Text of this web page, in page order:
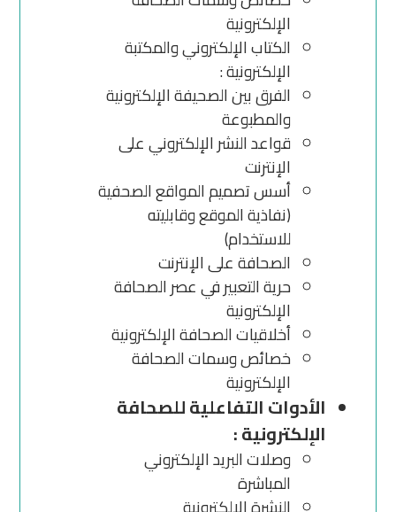
الإلكترونية
الكتاب الإلكتروني والمكتبة
الإلكترونية :
الفرق بين الصحيفة الإلكترونية
والمطبوعة
قواعد النشر الإلكتروني على
الإنترنت
أسس تصميم المواقع الصحفية
(نفاذية الموقع وقابليته
للاستخدام)
الصحافة على الإنترنت
حرية التعبير في عصر الصحافة
الإلكترونية
أخلاقيات الصحافة الإلكترونية
خصائص وسمات الصحافة
الإلكترونية
الأدوات التفاعلية للصحافة
الإلكترونية :
وصلات البريد الإلكتروني
المباشرة